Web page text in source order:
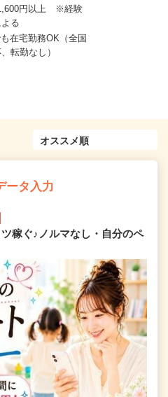
円以上 ※経験
る
在宅勤務OK（全国
転勤なし）
ータ入力
稼ぐ♪ノルマなし・自分のペ